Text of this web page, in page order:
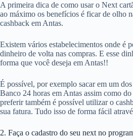
A primeira dica de como usar o Next
ao máximo os benefícios é ficar de olho
cashback em Antas.
Existem vários estabelecimentos onde é
dinheiro de volta nas compras. E esse
forma que você deseja em Antas!!
É possível, por exemplo sacar em um
Banco 24 horas em Antas assim como
preferir também é possível utilizar o
sua fatura. Tudo isso de forma fácil
2. Faça o cadastro do seu next no